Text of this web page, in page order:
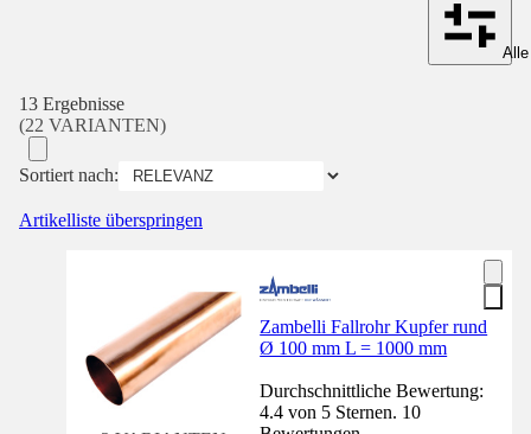
13 Ergebnisse
(22 VARIANTEN)
Sortiert nach:
Artikelliste überspringen
Zambelli Fallrohr Kupfer rund
Ø 100 mm L = 1000 mm
Durchschnittliche Bewertung:
4.4 von 5 Sternen. 10